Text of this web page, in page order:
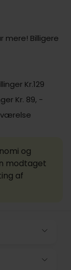
mere! Billigere
Kr.129
Kr. 89, -
og
modtaget
af